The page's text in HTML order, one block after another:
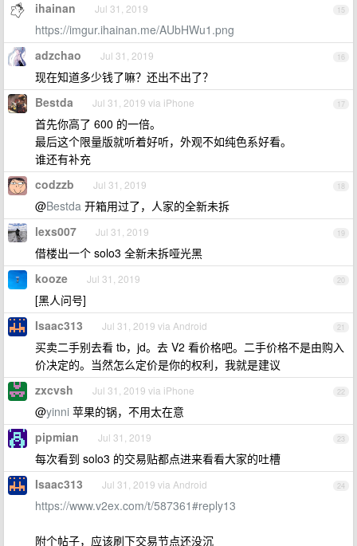
15
ihainan Jul 31, 2019
https://imgur.ihainan.me/AUbHWu1.png
16
adzchao Jul 31, 2019
现在知道多少钱了嘛？还出不出了？
17
Bestda Jul 31, 2019 via iPhone
首先你高了 600 的一倍。
最后这个限量版就听着好听，外观不如纯色系好看。
谁还有补充
18
codzzb Jul 31, 2019
@Bestda 开箱用过了，人家的全新未拆
19
lexs007 Jul 31, 2019
借楼出一个 solo3 全新未拆哑光黑
20
kooze Jul 31, 2019
[黑人问号]
21
Isaac313 Jul 31, 2019 via Android
买卖二手别去看 tb，jd。去 V2 看价格吧。二手价格不是由购入
价决定的。当然怎么定价是你的权利，我就是建议
22
zxcvsh Jul 31, 2019 via iPhone
@yinni 苹果的锅，不用太在意
23
pipmian Jul 31, 2019
每次看到 solo3 的交易贴都点进来看看大家的吐槽
24
Isaac313 Jul 31, 2019 via Android
https://www.v2ex.com/t/587361#reply13
附个帖子，应该刷下交易节点还没沉